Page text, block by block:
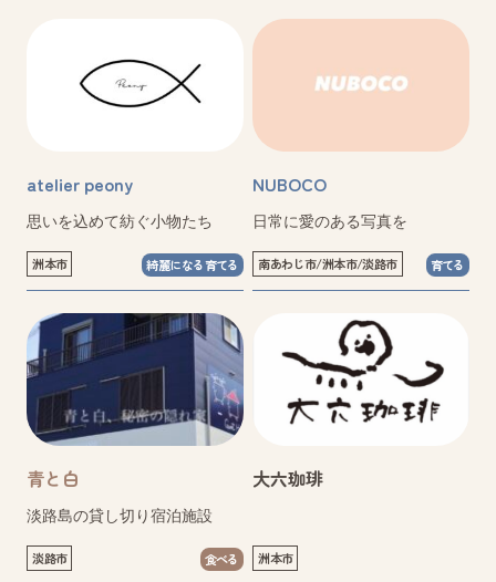
atelier peony
思いを込めて紡ぐ小物たち
洲本市 綺麗になる育てる
NUBOCO
日常に愛のある写真を
南あわじ市/洲本市/淡路市 育てる
青と白
淡路島の貸し切り宿泊施設
淡路市 食べる
大六珈琲
洲本市